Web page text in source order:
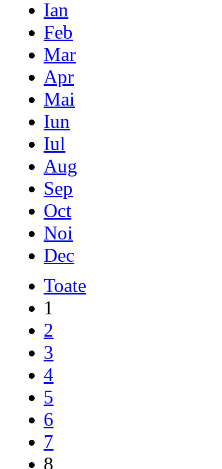
Ian
Feb
Mar
Apr
Mai
Iun
Iul
Aug
Sep
Oct
Noi
Dec
Toate
1
2
3
4
5
6
7
8